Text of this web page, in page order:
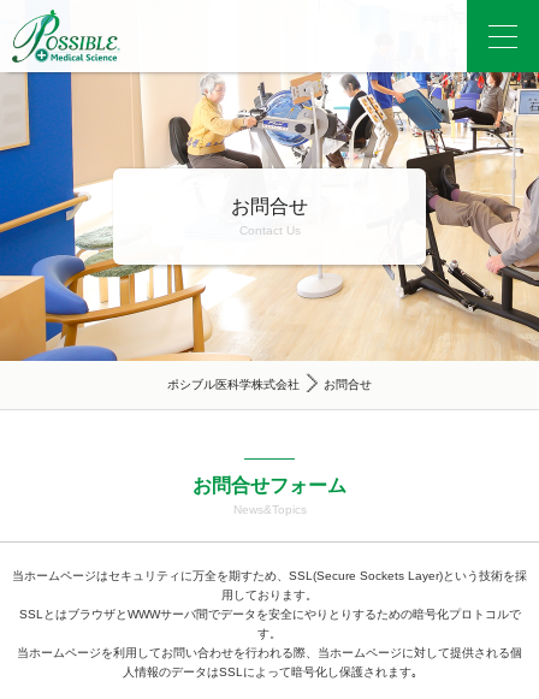
お問合せ
Contact Us
ポシブル医科学株式会社 お問合せ
お問合せフォーム
News&Topics
当ホームページはセキュリティに万全を期すため、SSL(Secure Sockets Layer)という技術を採
用しております。
SSLとはブラウザとWWWサーバ間でデータを安全にやりとりするための暗号化プロトコルで
す。
当ホームページを利用してお問い合わせを行われる際、当ホームページに対して提供される個
人情報のデータはSSLによって暗号化し保護されます｡